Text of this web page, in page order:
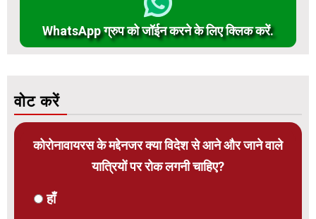
WhatsApp ग्रुप को जॉईन करने के लिए क्लिक करें.
वोट करें
कोरोनावायरस के मद्देनजर क्या विदेश से आने और जाने वाले
यात्रियों पर रोक लगनी चाहिए?
हाँ